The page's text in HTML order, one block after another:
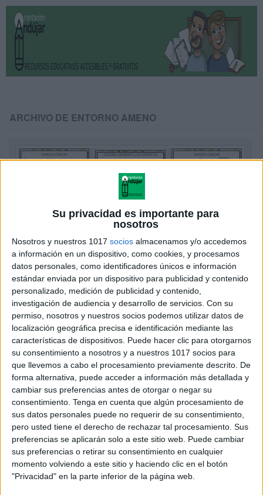
Su privacidad es importante para
nosotros
Nosotros y nuestros 1017 socios almacenamos y/o accedemos
a información en un dispositivo, como cookies, y procesamos
datos personales, como identificadores únicos e información
estándar enviada por un dispositivo para publicidad y contenido
personalizado, medición de publicidad y contenido,
investigación de audiencia y desarrollo de servicios. Con su
permiso, nosotros y nuestros socios podemos utilizar datos de
localización geográfica precisa e identificación mediante las
características de dispositivos. Puede hacer clic para otorgarnos
su consentimiento a nosotros y a nuestros 1017 socios para
que llevemos a cabo el procesamiento previamente descrito. De
forma alternativa, puede acceder a información más detallada y
cambiar sus preferencias antes de otorgar o negar su
consentimiento. Tenga en cuenta que algún procesamiento de
sus datos personales puede no requerir de su consentimiento,
pero usted tiene el derecho de rechazar tal procesamiento. Sus
preferencias se aplicarán solo a este sitio web. Puede cambiar
sus preferencias o retirar su consentimiento en cualquier
momento volviendo a este sitio y haciendo clic en el botón
"Privacidad" en la parte inferior de la página web.
ARCHIVO DE ENTORNO AMENO
CUADERNO DE ESTIMULACION
COGNITIVA VOL.1
Publicado el 28 julio, 2023
La estimulación cognitiva es una estrategia educativa
y terapéutica que busca mejorar y potenciar las
capacidades mentales de niños y adultos. A través de
la realización de fichas y actividades […]
SEGUIR LEYENDO
Buscar